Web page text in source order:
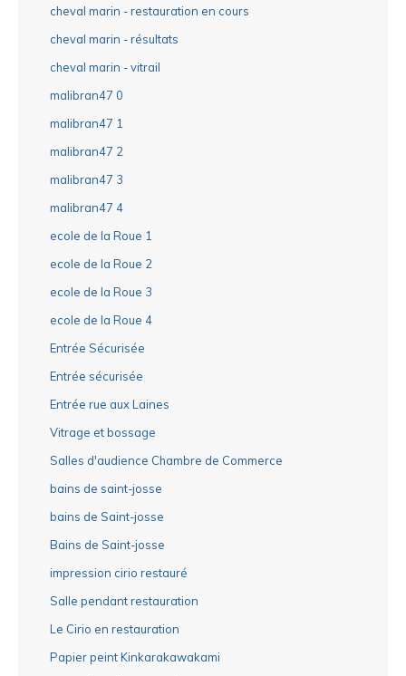
cheval marin - restauration en cours
cheval marin - résultats
cheval marin - vitrail
malibran47 0
malibran47 1
malibran47 2
malibran47 3
malibran47 4
ecole de la Roue 1
ecole de la Roue 2
ecole de la Roue 3
ecole de la Roue 4
Entrée Sécurisée
Entrée sécurisée
Entrée rue aux Laines
Vitrage et bossage
Salles d'audience Chambre de Commerce
bains de saint-josse
bains de Saint-josse
Bains de Saint-josse
impression cirio restauré
Salle pendant restauration
Le Cirio en restauration
Papier peint Kinkarakawakami